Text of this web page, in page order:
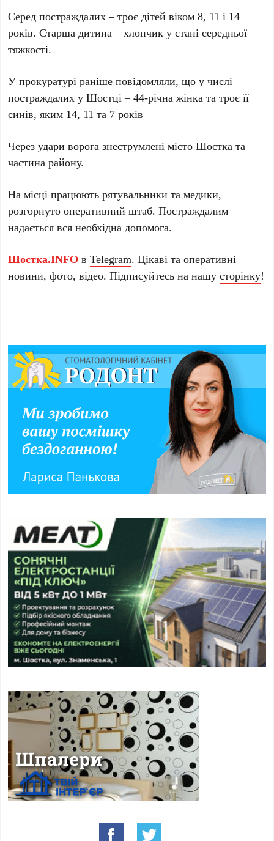
Серед постраждалих – троє дітей віком 8, 11 і 14
років. Старша дитина – хлопчик у стані середньої
тяжкості.
У прокуратурі раніше повідомляли, що у числі
постраждалих у Шостці – 44-річна жінка та троє її
синів, яким 14, 11 та 7 років
Через удари ворога знеструмлені місто Шостка та
частина району.
На місці працюють рятувальники та медики,
розгорнуто оперативний штаб. Постраждалим
надається вся необхідна допомога.
Шостка.INFO вTelegram. Цікаві та оперативні
новини, фото, відео. Підписуйтесь на нашусторінку!